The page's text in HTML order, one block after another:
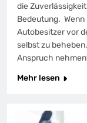
die
Bedeutung.
Autobesitzer vor
selbst zu
Anspruch
Mehr lesen